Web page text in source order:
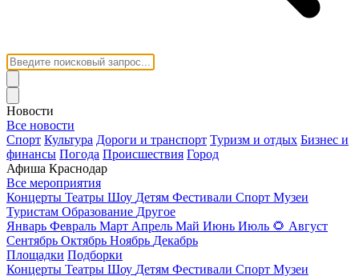
Новости
Все новости
Спорт Культура Дороги и транспорт Туризм и отдых Бизнес и
финансы Погода Происшествия Город
Афиша Краснодар
Все мероприятия
Концерты Театры Шоу Детям Фестивали Спорт Музеи
Туристам Образование Другое
Январь Февраль Март Апрель Май Июнь Июль 🌻 Август
Сентябрь Октябрь Ноябрь Декабрь
Площадки Подборки
Концерты Театры Шоу Детям Фестивали Спорт Музеи